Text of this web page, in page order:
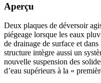
Aperçu
Deux plaques de déversoir
piégeage lorsque les eaux
de drainage de surface et
structure intègre aussi un
nouvelle suspension des
d’eau supérieurs à la «